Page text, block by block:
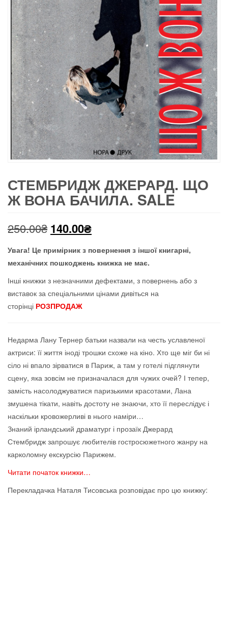
СТЕМБРИДЖ ДЖЕРАРД. ЩО
Ж ВОНА БАЧИЛА. SALE
250.00₴ Оригінальна
ціна:
250.00₴.
140.00₴Поточна
ціна:
140.00₴.
Увага! Це примірник з повернення з іншої книгарні,
механічних пошкоджень книжка не має.
Інші книжки з незначними дефектами, з повернень або з
виставок за спеціальними цінами дивіться на
сторінці РОЗПРОДАЖ
Недарма Лану Тернер батьки назвали на честь уславленої
актриси: її життя іноді трошки схоже на кіно. Хто ще міг би ні
сіло ні впало зірватися в Париж, а там у готелі підглянути
сцену, яка зовсім не призначалася для чужих очей? І тепер,
замість насолоджуватися паризькими красотами, Лана
змушена тікати, навіть достоту не знаючи, хто її переслідує і
наскільки кровожерливі в нього наміри…
Знаний ірландський драматург і прозаїк Джерард
Стембридж запрошує любителів гостросюжетного жанру на
карколомну екскурсію Парижем.
Читати початок книжки…
Перекладачка Наталя Тисовська розповідає про цю книжку: